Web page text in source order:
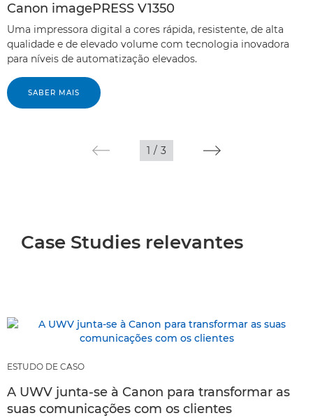
Canon imagePRESS V1350
Uma impressora digital a cores rápida, resistente, de alta
qualidade e de elevado volume com tecnologia inovadora
para níveis de automatização elevados.
SABER MAIS
1 / 3
Case Studies relevantes
ESTUDO DE CASO
A UWV junta-se à Canon para transformar as
suas comunicações com os clientes